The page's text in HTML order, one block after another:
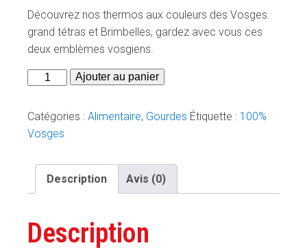
Découvrez nos thermos aux couleurs des Vosges.
grand tétras et Brimbelles, gardez avec vous ces
deux emblèmes vosgiens.
quantité
Thermos
-
Tétras
sérénité
version
Ajouter au panier
Catégories : Alimentaire, Gourdes Étiquette : 100%
Vosges
Description Avis (0)
Description